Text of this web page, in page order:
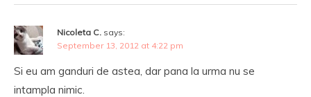
Nicoleta C. says:
September 13, 2012 at 4:22 pm
Si eu am ganduri de astea, dar pana la urma nu se
intampla nimic.